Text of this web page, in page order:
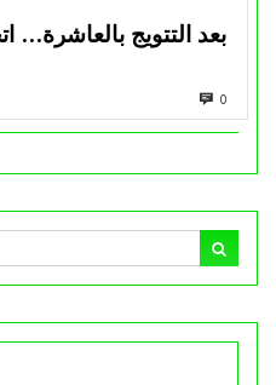
بعد التتويج بالعاشرة…
0